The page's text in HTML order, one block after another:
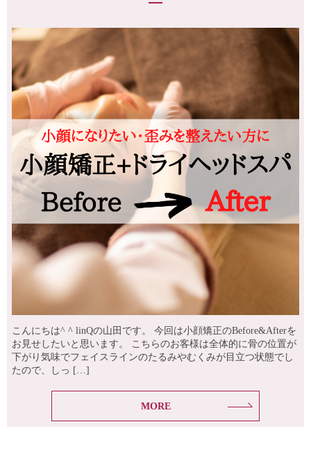
こんにちは^ ^ linQの山田です。 今回は小顔矯正のBefore&Afterを
お見せしたいと思います。 こちらのお客様は全体的に骨の位置が
下がり気味でフェイスラインのたるみやむくみが目立つ状態でし
たので、しっ […]
MORE